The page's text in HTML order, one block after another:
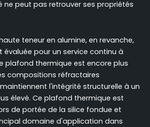
ne peut pas retrouver ses propriétés
teneur en alumine, en revanche,
pour un service continu à
plafond thermique est encore plus
compositions réfractaires
l'intégrité structurelle à un
élevé. Ce plafond thermique est
de portée de la silice fondue et
domaine d'application dans